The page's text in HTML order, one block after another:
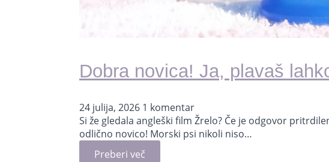
Dobra novica! Ja, plavaš
24 julija, 2026 1 komentar
Si že gledala angleški film Žrelo? Če je odgovor
odlično novico! Morski psi nikoli niso…
Preberi več